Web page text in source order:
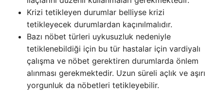
Krizi tetikleyen durumlar belliyse krizi
tetikleyecek durumlardan kaçınılmalıdır.
Bazı nöbet türleri uykusuzluk nedeniyle
tetiklenebildiği için bu tür hastalar için vardiyalı
çalışma ve nöbet gerektiren durumlarda önlem
alınması gerekmektedir. Uzun süreli açlık ve aşırı
yorgunluk da nöbetleri tetikleyebilir.